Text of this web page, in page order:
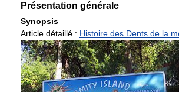
Présentation générale
Synopsis
Article détaillé : Histoire des Dents de la